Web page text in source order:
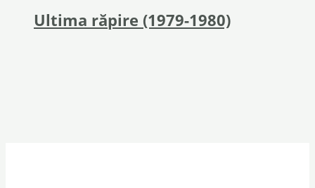
Ultima răpire (1979-1980)